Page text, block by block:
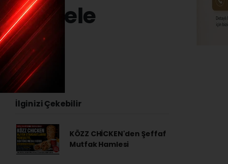
ele
- 15:06
İlginizi Çekebilir
KÖZZ CHİCKEN'den Şeffaf
Mutfak Hamlesi